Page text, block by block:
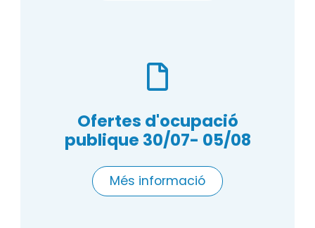
Ofertes d'ocupació
publique 30/07- 05/08
Més informació